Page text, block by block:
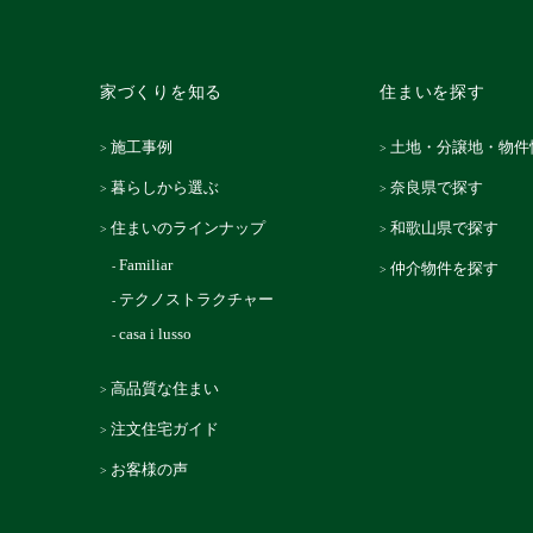
家づくりを知る
施工事例
暮らしから選ぶ
住まいのラインナップ
Familiar
テクノストラクチャー
casa i lusso
高品質な住まい
注文住宅ガイド
お客様の声
住まいを探す
土地・分譲地・物件
奈良県で探す
和歌山県で探す
仲介物件を探す